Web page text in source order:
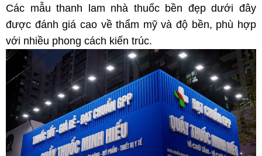
Các mẫu thanh lam nhà thuốc bền đẹp dưới đây
được đánh giá cao về thẩm mỹ và độ bền, phù hợp
với nhiều phong cách kiến trúc.